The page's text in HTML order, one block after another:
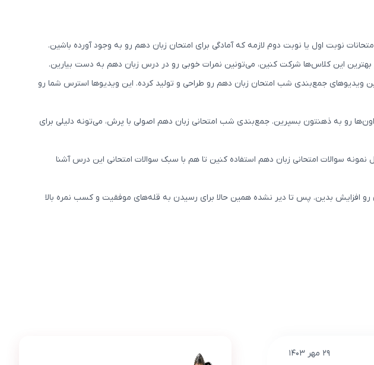
نوبت اول یا نوبت دوم لازمه که آمادگی برای امتحان زبان دهم رو به وجود آورده باشین.
این کلاس‌ها شرکت کنین، می‌تونین نمرات خوبی رو در درس زبان دهم به دست بیارین.
جمع‌بندی شب امتحان زبان دهم رو طراحی و تولید کرده. این ویدیوها استرس شما رو
این ویدیوها به شما کمک می‌کنه تا هر چه سریع‌تر بتونین همه مطالب، نکات، گرامر و لغات مهم رو مرور کنین و اون‌‎ها رو به ذهنتون بسپرین. جمع‌بندی شب امتحانی زبان دهم اصولی با پرش، می‌تونه دلیلی برای
نمونه سوالات امتحانی زبان دهم استفاده کنین تا هم با سبک سوالات امتحانی این درس آشنا
افزایش بدین. پس تا دیر نشده همین حالا برای رسیدن به قله‌های موفقیت و کسب نمره بالا
۲۹ مهر ۱۴۰۳